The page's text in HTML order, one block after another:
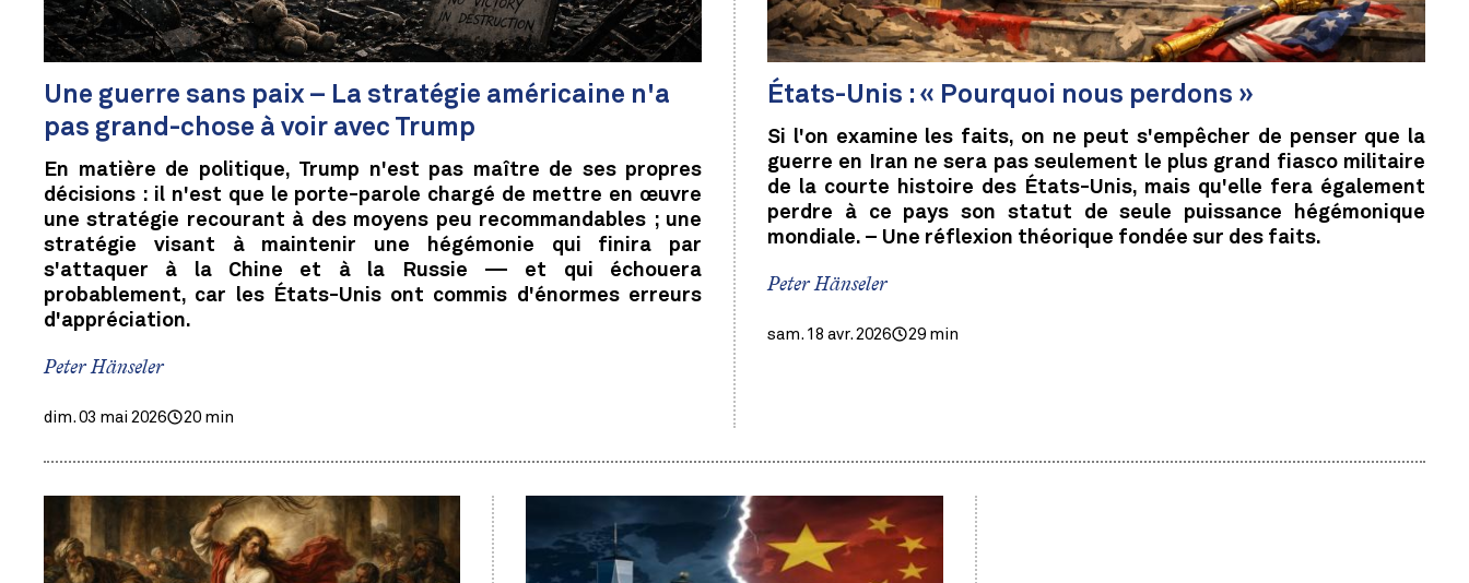
Une guerre sans paix – La stratégie américaine n'a
pas grand-chose à voir avec Trump
En matière de politique, Trump n'est pas maître de ses propres
décisions : il n'est que le porte-parole chargé de mettre en œuvre
une stratégie recourant à des moyens peu recommandables ; une
stratégie visant à maintenir une hégémonie qui finira par
s'attaquer à la Chine et à la Russie — et qui échouera
probablement, car les États-Unis ont commis d'énormes erreurs
d'appréciation.
Peter Hänseler
dim. 03 mai 2026 20 min
États-Unis : « Pourquoi nous perdons »
Si l'on examine les faits, on ne peut s'empêcher de penser que la
guerre en Iran ne sera pas seulement le plus grand fiasco militaire
de la courte histoire des États-Unis, mais qu'elle fera également
perdre à ce pays son statut de seule puissance hégémonique
mondiale. – Une réflexion théorique fondée sur des faits.
Peter Hänseler
sam. 18 avr. 2026 29 min